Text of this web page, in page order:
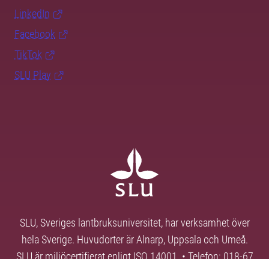
LinkedIn
Facebook
TikTok
SLU Play
SLU, Sveriges lantbruksuniversitet, har verksamhet över
hela Sverige. Huvudorter är Alnarp, Uppsala och Umeå.
SLU är miljöcertifierat enligt ISO 14001. • Telefon: 018-67